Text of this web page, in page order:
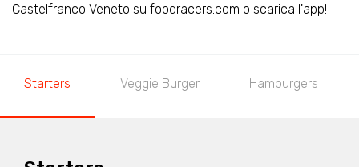
Castelfranco Veneto su foodracers.com o scarica l'app!
Starters Veggie Burger Hamburgers